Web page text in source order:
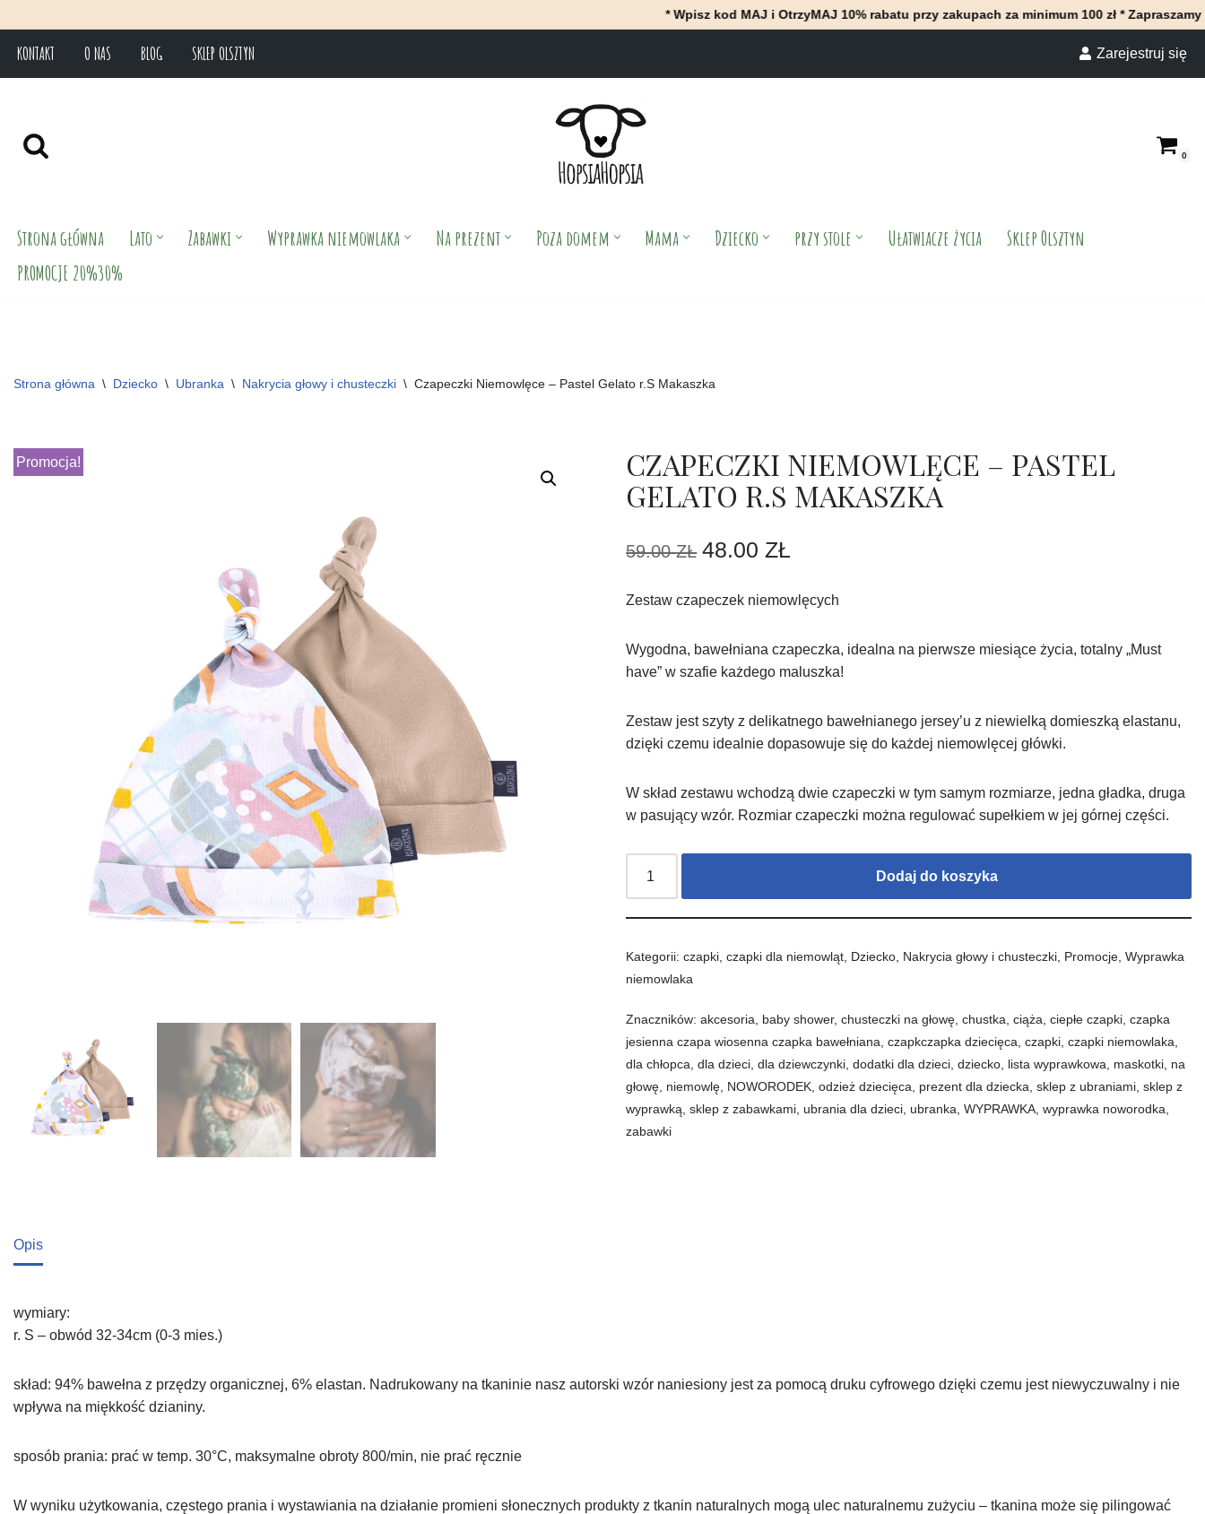
* Wpisz kod MAJ i OtrzyMAJ 10% rabatu przy zakupach za minimum 100 zł * Zapraszamy do
Przejdź
KONTAKT O NAS BLOG SKLEP OLSZTYN Zarejestruj się
0
Strona główna Lato Zabawki Wyprawka niemowlaka Na prezent Poza domem Mama Dziecko przy stole Ułatwiacze życia
Sklep Olsztyn
PROMOCJE 20%30%
Strona główna \ Dziecko \ Ubranka \ Nakrycia głowy i chusteczki \ Czapeczki Niemowlęce – Pastel Gelato r.S Makaszka
Promocja!
CZAPECZKI NIEMOWLĘCE – PASTEL
GELATO R.S MAKASZKA
59.00ZŁ 48.00ZŁ
Zestaw czapeczek niemowlęcych
Wygodna, bawełniana czapeczka, idealna na pierwsze miesiące życia, totalny „Must
have” w szafie każdego maluszka!
Zestaw jest szyty z delikatnego bawełnianego jersey’u z niewielką domieszką elastanu,
dzięki czemu idealnie dopasowuje się do każdej niemowlęcej główki.
W skład zestawu wchodzą dwie czapeczki w tym samym rozmiarze, jedna gładka, druga
w pasujący wzór. Rozmiar czapeczki można regulować supełkiem w jej górnej części.
Dodaj do koszyka
Kategorii:czapki ,czapki dla niemowląt Dziecko Nakrycia głowy i chusteczki Promocje ,Wyprawka
niemowlaka
Znaczników:akcesoria baby shower,chusteczki na głowę ,chustka ,ciąża ,ciepłe czapki ,czapka
jesienna czapa wiosenna czapka bawełniana ,czapkczapka dziecięca ,czapki ,czapki niemowlaka
dla chłopca ,dla dzieci ,dla dziewczynki ,dodatki dla dzieci ,dziecko lista wyprawkowa maskotki na
głowę niemowlę NOWORODEK ,odzież dziecięca prezent dla dziecka ,sklep z ubraniami ,sklep z
wyprawką ,sklep z zabawkami ubrania dla dzieci ubranka ,WYPRAWKA ,wyprawka noworodka
zabawki
Opis
wymiary:
r. S – obwód 32-34cm (0-3 mies.)
skład: 94% bawełna z przędzy organicznej, 6% elastan. Nadrukowany na tkaninie nasz autorski wzór naniesiony jest za pomocą druku cyfrowego dzięki czemu jest niewyczuwalny i nie
wpływa na miękkość dzianiny.
sposób prania: prać w temp. 30°C, maksymalne obroty 800/min, nie prać ręcznie
W wyniku użytkowania, częstego prania i wystawiania na działanie promieni słonecznych produkty z tkanin naturalnych mogą ulec naturalnemu zużyciu – tkanina może się pilingować